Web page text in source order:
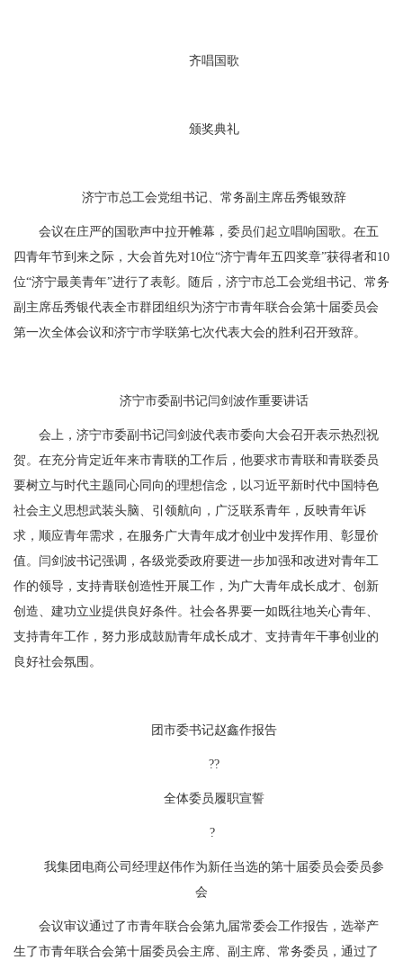
齐唱国歌
颁奖典礼
济宁市总工会党组书记、常务副主席岳秀银致辞
会议在庄严的国歌声中拉开帷幕，委员们起立唱响国歌。在五
四青年节到来之际，大会首先对10位“济宁青年五四奖章”获得者和10
位“济宁最美青年”进行了表彰。随后，济宁市总工会党组书记、常务
副主席岳秀银代表全市群团组织为济宁市青年联合会第十届委员会
第一次全体会议和济宁市学联第七次代表大会的胜利召开致辞。
济宁市委副书记闫剑波作重要讲话
会上，济宁市委副书记闫剑波代表市委向大会召开表示热烈祝
贺。在充分肯定近年来市青联的工作后，他要求市青联和青联委员
要树立与时代主题同心同向的理想信念，以习近平新时代中国特色
社会主义思想武装头脑、引领航向，广泛联系青年，反映青年诉
求，顺应青年需求，在服务广大青年成才创业中发挥作用、彰显价
值。闫剑波书记强调，各级党委政府要进一步加强和改进对青年工
作的领导，支持青联创造性开展工作，为广大青年成长成才、创新
创造、建功立业提供良好条件。社会各界要一如既往地关心青年、
支持青年工作，努力形成鼓励青年成长成才、支持青年干事创业的
良好社会氛围。
团市委书记赵鑫作报告
??
全体委员履职宣誓
?
我集团电商公司经理赵伟作为新任当选的第十届委员会委员参
会
会议审议通过了市青年联合会第九届常委会工作报告，选举产
生了市青年联合会第十届委员会主席、副主席、常务委员，通过了